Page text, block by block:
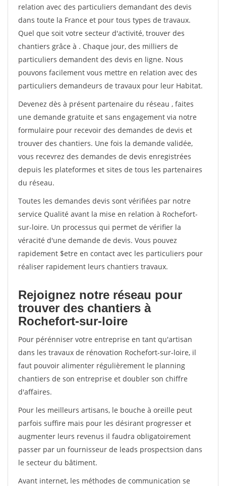
relation avec des particuliers demandant des devis
dans toute la France et pour tous types de travaux.
Quel que soit votre secteur d'activité, trouver des
chantiers grâce à . Chaque jour, des milliers de
particuliers demandent des devis en ligne. Nous
pouvons facilement vous mettre en relation avec des
particuliers demandeurs de travaux pour leur Habitat.
Devenez dès à présent partenaire du réseau , faites
une demande gratuite et sans engagement via notre
formulaire pour recevoir des demandes de devis et
trouver des chantiers. Une fois la demande validée,
vous recevrez des demandes de devis enregistrées
depuis les plateformes et sites de tous les partenaires
du réseau.
Toutes les demandes devis sont vérifiées par notre
service Qualité avant la mise en relation à Rochefort-
sur-loire. Un processus qui permet de vérifier la
véracité d'une demande de devis. Vous pouvez
rapidement $etre en contact avec les particuliers pour
réaliser rapidement leurs chantiers travaux.
Rejoignez notre réseau pour
trouver des chantiers à
Rochefort-sur-loire
Pour pérénniser votre entreprise en tant qu'artisan
dans les travaux de rénovation Rochefort-sur-loire, il
faut pouvoir alimenter régulièrement le planning
chantiers de son entreprise et doubler son chiffre
d'affaires.
Pour les meilleurs artisans, le bouche à oreille peut
parfois suffire mais pour les désirant progresser et
augmenter leurs revenus il faudra obligatoirement
passer par un fournisseur de leads prospectsion dans
le secteur du bâtiment.
Avant internet, les méthodes de communication se